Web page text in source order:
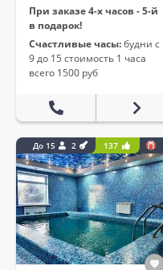
При заказе 4-х часов - 5-й
в подарок!
Счастливые часы:будни с
9 до 15 стоимость 1 часа
всего 1500 руб
До 15 2 137